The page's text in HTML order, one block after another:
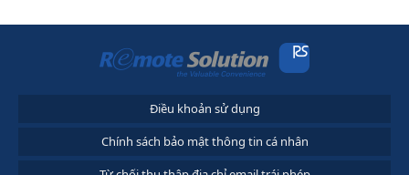
Điều khoản sử dụng
Chính sách bảo mật thông tin cá nhân